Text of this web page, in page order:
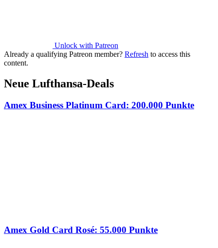
Unlock with Patreon
Already a qualifying Patreon member? Refresh to access this
content.
Neue Lufthansa-Deals
Amex Business Platinum Card: 200.000 Punkte
Amex Gold Card Rosé: 55.000 Punkte